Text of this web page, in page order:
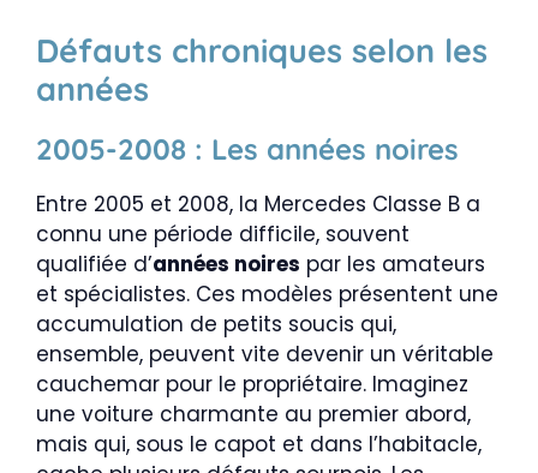
Défauts chroniques selon les
années
2005-2008 : Les années noires
Entre 2005 et 2008, la Mercedes Classe B a
connu une période difficile, souvent
qualifiée d’années noires par les amateurs
et spécialistes. Ces modèles présentent une
accumulation de petits soucis qui,
ensemble, peuvent vite devenir un véritable
cauchemar pour le propriétaire. Imaginez
une voiture charmante au premier abord,
mais qui, sous le capot et dans l’habitacle,